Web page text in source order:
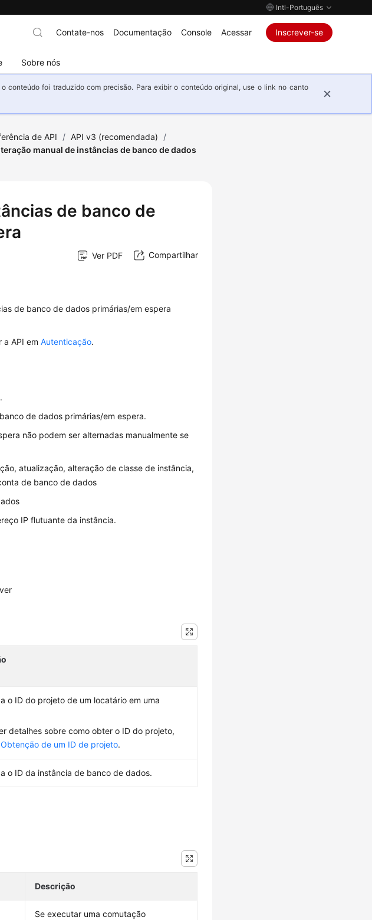
Intl-Português
Sobre nós
Contate-nos Documentação Console Acessar Inscrever-se
conteúdo foi traduzido com precisão. Para exibir o conteúdo original, use o link no canto
de API / API v3 (recomendada)
/
manual de instâncias de banco de dados
de banco de
Ver PDF Compartilhar
de banco de dados primárias/em espera
a API emAutenticação.
de dados primárias/em espera.
não podem ser alternadas manualmente se
atualização, alteração de classe de instância,
de banco de dados
IP flutuante da instância.
o ID do projeto de um locatário em uma
detalhes sobre como obter o ID do projeto,
Obtenção de um ID de projeto.
o ID da instância de banco de dados.
Descrição
Se executar uma comutação